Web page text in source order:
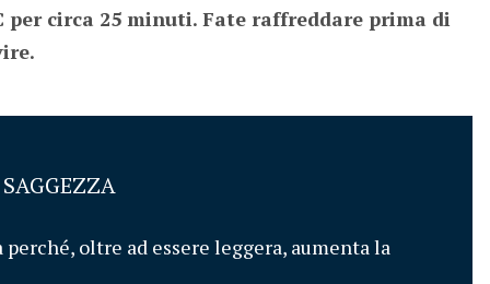
circa 25 minuti. Fate raffreddare prima di
oltre ad essere leggera, aumenta la